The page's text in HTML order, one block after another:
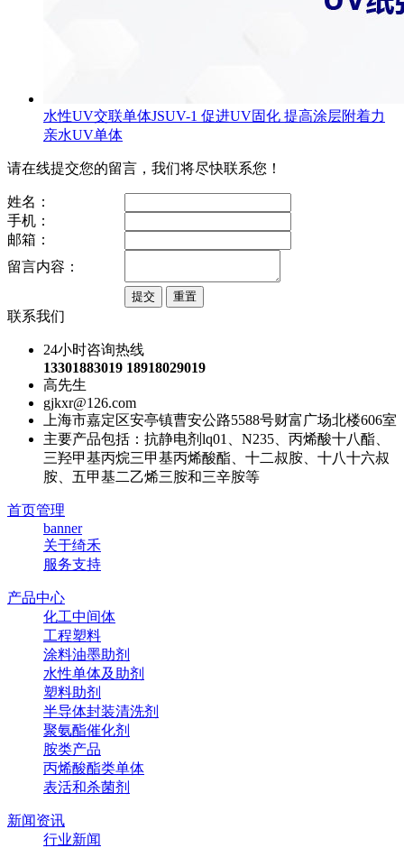
水性UV交联单体JSUV-1 促进UV固化 提高涂层附着力
亲水UV单体
请在线提交您的留言，我们将尽快联系您！
姓名：
手机：
邮箱：
留言内容：
联系我们
24小时咨询热线
13301883019 18918029019
高先生
gjkxr@126.com
上海市嘉定区安亭镇曹安公路5588号财富广场北楼606室
主要产品包括：抗静电剂lq01、N235、丙烯酸十八酯、
三羟甲基丙烷三甲基丙烯酸酯、十二叔胺、十八十六叔
胺、五甲基二乙烯三胺和三辛胺等
首页管理
banner
关于绮禾
服务支持
产品中心
化工中间体
工程塑料
涂料油墨助剂
水性单体及助剂
塑料助剂
半导体封装清洗剂
聚氨酯催化剂
胺类产品
丙烯酸酯类单体
表活和杀菌剂
新闻资讯
行业新闻